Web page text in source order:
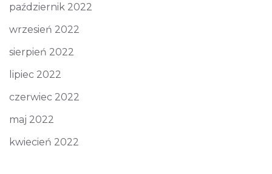
październik 2022
wrzesień 2022
sierpień 2022
lipiec 2022
czerwiec 2022
maj 2022
kwiecień 2022